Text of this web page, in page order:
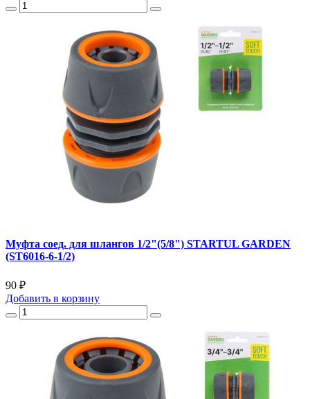
Муфта соед. для шлангов 1/2"(5/8") STARTUL GARDEN
(ST6016-6-1/2)
90 ₽
Добавить в корзину